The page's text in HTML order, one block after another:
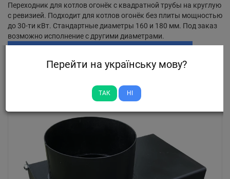
Переходник для котлов огонёк с квадратной трубы на круглую
с ревизией. Подходит для котлов огонёк без плиты мощностью
до 30-ти кВт. Стандартные диаметры 160 и 180 мм. Под заказ
возможно исполнение с другими диаметрами.
Перейти на українську мову?
ТАК НІ